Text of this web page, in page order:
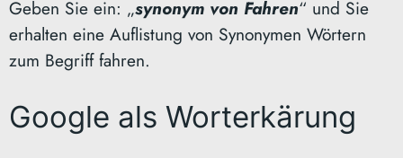
Geben Sie ein: „synonym von Fahren“ und Sie
erhalten eine Auflistung von Synonymen Wörtern
zum Begriff fahren.
Google als Worterkärung